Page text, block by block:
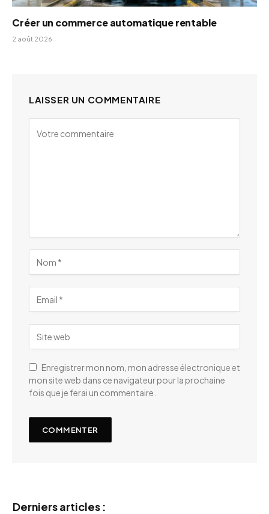
Créer un commerce automatique rentable
2 août 2026
LAISSER UN COMMENTAIRE
Enregistrer mon nom, mon adresse électronique et
mon site web dans ce navigateur pour la prochaine
fois que je ferai un commentaire.
Derniers articles :